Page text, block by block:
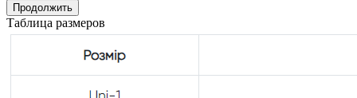
Продолжить
Таблица размеров